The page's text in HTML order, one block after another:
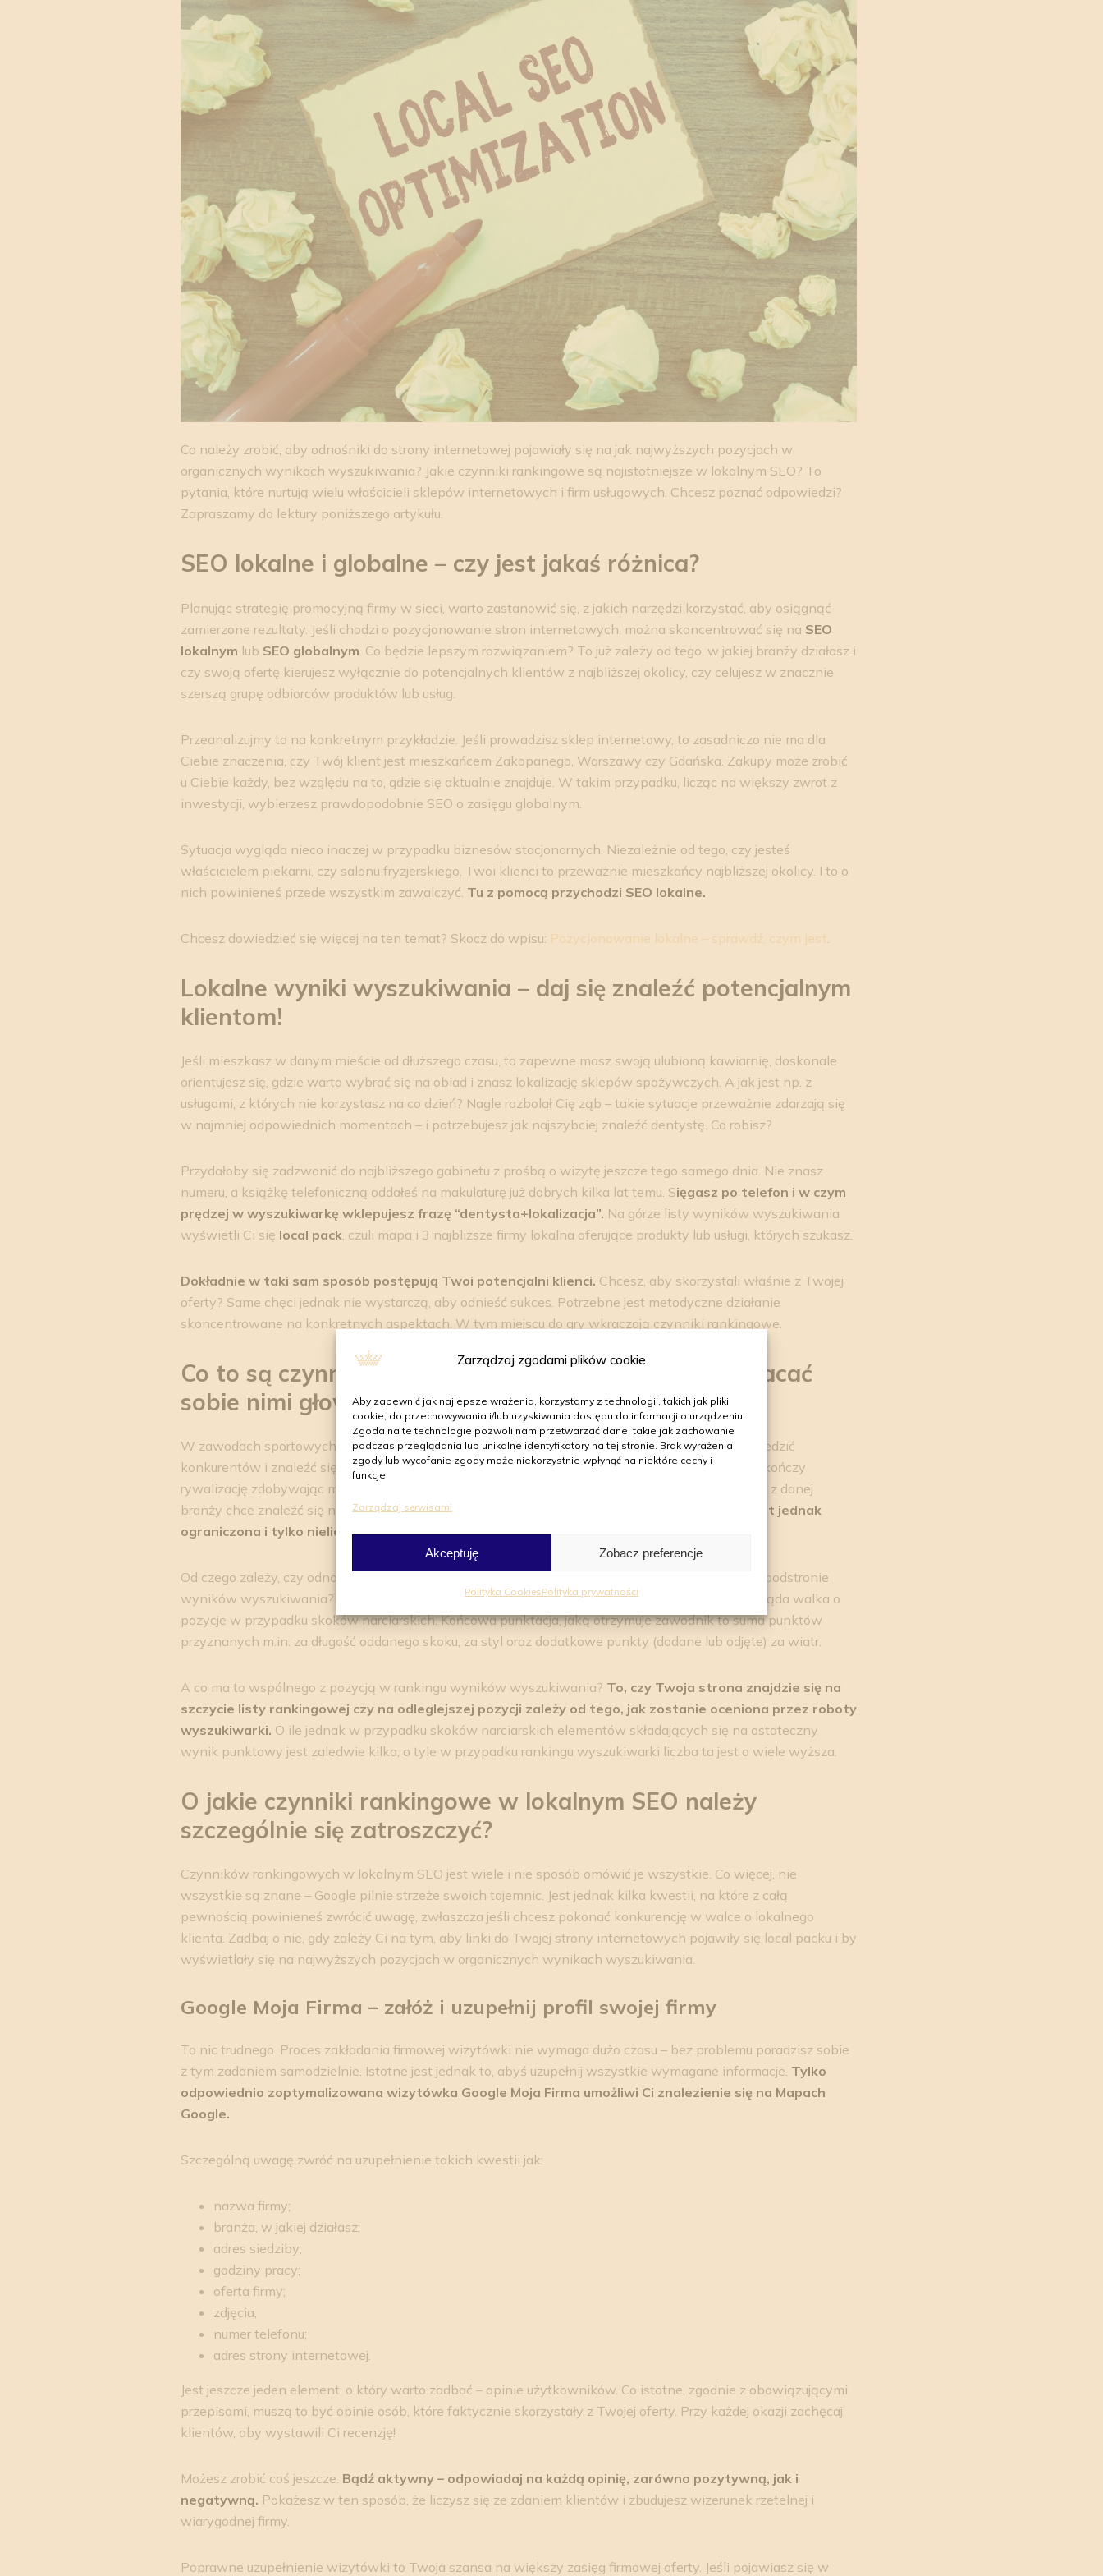
Zarządzaj zgodami plików cookie
Aby zapewnić jak najlepsze wrażenia, korzystamy z technologii, takich jak pliki
cookie, do przechowywania i/lub uzyskiwania dostępu do informacji o urządzeniu.
Zgoda na te technologie pozwoli nam przetwarzać dane, takie jak zachowanie
podczas przeglądania lub unikalne identyfikatory na tej stronie. Brak wyrażenia
zgody lub wycofanie zgody może niekorzystnie wpłynąć na niektóre cechy i
funkcje.
Zarządzaj serwisami
Akceptuję Zobacz preferencje
Polityka CookiesPolityka prywatności
Co należy zrobić, aby odnośniki do strony internetowej pojawiały się na jak najwyższych pozycjach w
organicznych wynikach wyszukiwania? Jakie czynniki rankingowe są najistotniejsze w lokalnym SEO? To
pytania, które nurtują wielu właścicieli sklepów internetowych i firm usługowych. Chcesz poznać odpowiedzi?
Zapraszamy do lektury poniższego artykułu.
SEO lokalne i globalne – czy jest jakaś różnica?
Planując strategię promocyjną firmy w sieci, warto zastanowić się, z jakich narzędzi korzystać, aby osiągnąć
zamierzone rezultaty. Jeśli chodzi o pozycjonowanie stron internetowych, można skoncentrować się na SEO
lokalnym lub SEO globalnym . Co będzie lepszym rozwiązaniem? To już zależy od tego, w jakiej branży działasz i
czy swoją ofertę kierujesz wyłącznie do potencjalnych klientów z najbliższej okolicy, czy celujesz w znacznie
szerszą grupę odbiorców produktów lub usług.
Przeanalizujmy to na konkretnym przykładzie. Jeśli prowadzisz sklep internetowy, to zasadniczo nie ma dla
Ciebie znaczenia, czy Twój klient jest mieszkańcem Zakopanego, Warszawy czy Gdańska. Zakupy może zrobić
u Ciebie każdy, bez względu na to, gdzie się aktualnie znajduje. W takim przypadku, licząc na większy zwrot z
inwestycji, wybierzesz prawdopodobnie SEO o zasięgu globalnym.
Sytuacja wygląda nieco inaczej w przypadku biznesów stacjonarnych. Niezależnie od tego, czy jesteś
właścicielem piekarni, czy salonu fryzjerskiego, Twoi klienci to przeważnie mieszkańcy najbliższej okolicy. I to o
nich powinieneś przede wszystkim zawalczyć. Tu z pomocą przychodzi SEO lokalne.
Chcesz dowiedzieć się więcej na ten temat? Skocz do wpisu: Pozycjonowanie lokalne – sprawdź, czym jest
Lokalne wyniki wyszukiwania – daj się znaleźć potencjalnym
klientom!
Jeśli mieszkasz w danym mieście od dłuższego czasu, to zapewne masz swoją ulubioną kawiarnię, doskonale
orientujesz się, gdzie warto wybrać się na obiad i znasz lokalizację sklepów spożywczych. A jak jest np. z
usługami, z których nie korzystasz na co dzień? Nagle rozbolał Cię ząb – takie sytuacje przeważnie zdarzają się
w najmniej odpowiednich momentach – i potrzebujesz jak najszybciej znaleźć dentystę. Co robisz?
Przydałoby się zadzwonić do najbliższego gabinetu z prośbą o wizytę jeszcze tego samego dnia. Nie znasz
numeru, a książkę telefoniczną oddałeś na makulaturę już dobrych kilka lat temu. Sięgasz po telefon i w czym
prędzej w wyszukiwarkę wklepujesz frazę “dentysta+lokalizacja”. Na górze listy wyników wyszukiwania
wyświetli Ci się local pack, czuli mapa i 3 najbliższe firmy lokalna oferujące produkty lub usługi, których szukasz.
Dokładnie w taki sam sposób postępują Twoi potencjalni klienci. Chcesz, aby skorzystali właśnie z Twojej
oferty? Same chęci jednak nie wystarczą, aby odnieść sukces. Potrzebne jest metodyczne działanie
skoncentrowane na konkretnych aspektach. W tym miejscu do gry wkraczają czynniki rankingowe.
Co to są czynniki rankingowe i dlaczego warto zawracać
sobie nimi głowę?
W zawodach sportowych bierze udział wielu zawodników i każdy z nich marzy o tym, aby wyprzedzić
konkurentów i znaleźć się na podium. Jednak spośród tej dużej grupy sportowców, tylko trzech zakończy
rywalizację zdobywając medale. Podobnie jest z pozycjami w rankingu wyszukiwarki. Każda firma z danej
branży chce znaleźć się na szczycie listy bezpłatnych wyników wyszukiwania.
Liczba miejsc jest jednak
ograniczona i tylko nielicznym udaje się przecisnąć do TOP 10.
Od czego zależy, czy odnośniki do Twojej strony internetowej będą się wyświetlały na pierwszej podstronie
wyników wyszukiwania? Wróćmy na chwilę do rywalizacji sportowej. Przyglądnijmy się, jak wygląda walka o
pozycje w przypadku skoków narciarskich. Końcowa punktacja, jaką otrzymuje zawodnik to suma punktów
przyznanych m.in. za długość oddanego skoku, za styl oraz dodatkowe punkty (dodane lub odjęte) za wiatr.
A co ma to wspólnego z pozycją w rankingu wyników wyszukiwania? To, czy Twoja strona znajdzie się na
szczycie listy rankingowej czy na odleglejszej pozycji zależy od tego, jak zostanie oceniona przez roboty
wyszukiwarki. O ile jednak w przypadku skoków narciarskich elementów składających się na ostateczny
wynik punktowy jest zaledwie kilka, o tyle w przypadku rankingu wyszukiwarki liczba ta jest o wiele wyższa.
O jakie czynniki rankingowe w lokalnym SEO należy
szczególnie się zatroszczyć?
Czynników rankingowych w lokalnym SEO jest wiele i nie sposób omówić je wszystkie. Co więcej, nie
wszystkie są znane – Google pilnie strzeże swoich tajemnic. Jest jednak kilka kwestii, na które z całą
pewnością powinieneś zwrócić uwagę, zwłaszcza jeśli chcesz pokonać konkurencję w walce o lokalnego
klienta. Zadbaj o nie, gdy zależy Ci na tym, aby linki do Twojej strony internetowych pojawiły się local packu i by
wyświetlały się na najwyższych pozycjach w organicznych wynikach wyszukiwania.
Google Moja Firma – załóż i uzupełnij profil swojej firmy
To nic trudnego. Proces zakładania firmowej wizytówki nie wymaga dużo czasu – bez problemu poradzisz sobie
z tym zadaniem samodzielnie. Istotne jest jednak to, abyś uzupełnij wszystkie wymagane informacje. Tylko
odpowiednio zoptymalizowana wizytówka Google Moja Firma umożliwi Ci znalezienie się na Mapach
Google.
Szczególną uwagę zwróć na uzupełnienie takich kwestii jak:
nazwa firmy;
branża, w jakiej działasz;
adres siedziby;
godziny pracy;
oferta firmy;
zdjęcia;
numer telefonu;
adres strony internetowej.
Jest jeszcze jeden element, o który warto zadbać – opinie użytkowników. Co istotne, zgodnie z obowiązującymi
przepisami, muszą to być opinie osób, które faktycznie skorzystały z Twojej oferty. Przy każdej okazji zachęcaj
klientów, aby wystawili Ci recenzję!
Możesz zrobić coś jeszcze. Bądź aktywny – odpowiadaj na każdą opinię, zarówno pozytywną, jak i
negatywną. Pokażesz w ten sposób, że liczysz się ze zdaniem klientów i zbudujesz wizerunek rzetelnej i
wiarygodnej firmy.
Poprawne uzupełnienie wizytówki to Twoja szansa na większy zasięg firmowej oferty. Jeśli pojawiasz się w